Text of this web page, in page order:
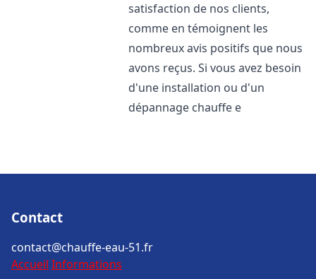
satisfaction de nos clients,
comme en témoignent les
nombreux avis positifs que nous
avons reçus. Si vous avez besoin
d'une installation ou d'un
dépannage chauffe e
Contact
contact@chauffe-eau-51.fr
Accueil Informations